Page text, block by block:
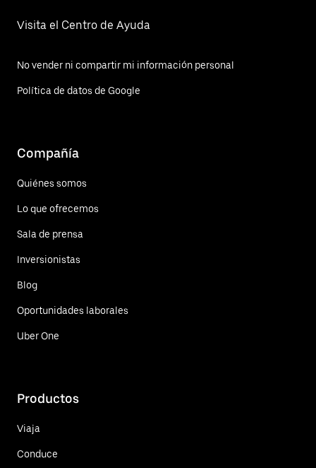
Visita el Centro de Ayuda
No vender ni compartir mi información personal
Política de datos de Google
Compañía
Quiénes somos
Lo que ofrecemos
Sala de prensa
Inversionistas
Blog
Oportunidades laborales
Uber One
Productos
Viaja
Conduce